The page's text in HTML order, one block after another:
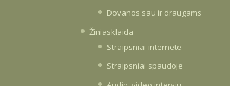
Dovanos sau ir draugams
Žiniasklaida
Straipsniai internete
Straipsniai spaudoje